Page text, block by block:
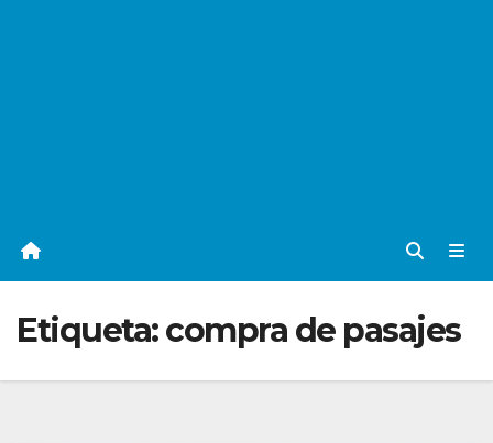
Etiqueta:compra de pasajes